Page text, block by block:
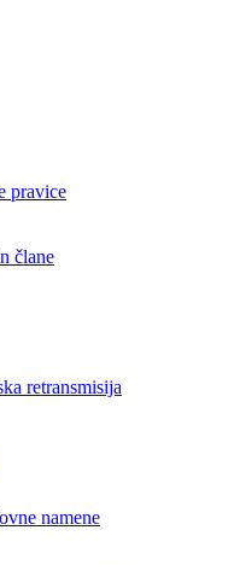
pravice
člane
retransmisija
namene